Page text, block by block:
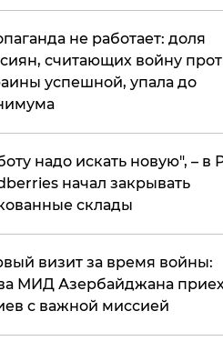
не работает: доля
считающих войну
успешной, упала до
надо искать новую", – в
начал закрывать
склады
визит за время войны:
МИД Азербайджана
с важной миссией